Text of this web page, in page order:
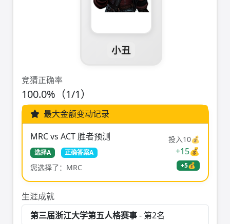
小丑
竞猜正确率
100.0%（1/1）
最大金额变动记录
MRC vs ACT 胜者预测
选择A 正确答案A
您选择了：MRC
投入10💰
+15💰
+5💰
生涯成就
第三届浙江大学第五人格赛事- 第2名